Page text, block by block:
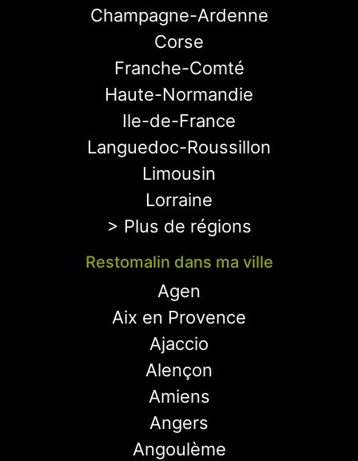
Champagne-Ardenne
Corse
Franche-Comté
Haute-Normandie
Ile-de-France
Languedoc-Roussillon
Limousin
Lorraine
> Plus de régions
Restomalin dans ma ville
Agen
Aix en Provence
Ajaccio
Alençon
Amiens
Angers
Angoulème